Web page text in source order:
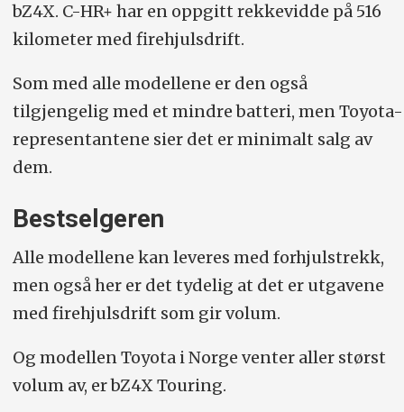
bZ4X. C-HR+ har en oppgitt rekkevidde på 516
kilometer med firehjulsdrift.
Som med alle modellene er den også
tilgjengelig med et mindre batteri, men Toyota-
representantene sier det er minimalt salg av
dem.
Bestselgeren
Alle modellene kan leveres med forhjulstrekk,
men også her er det tydelig at det er utgavene
med firehjulsdrift som gir volum.
Og modellen Toyota i Norge venter aller størst
volum av, er bZ4X Touring.